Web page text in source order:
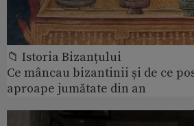
📁 Istoria Bizanțului
Ce mâncau bizantinii și de ce
aproape jumătate din an